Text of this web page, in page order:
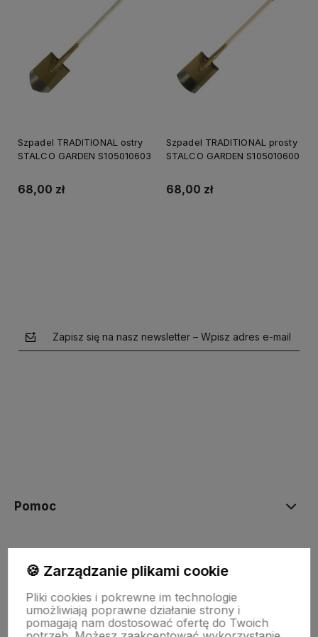
Szpadel TRADITIONAL ostry
STALCO GARDEN S105010603
68,00 zł
Szpadel TRADITIONAL prosty
STALCO GARDEN S105010600
68,00 zł
Zapisz się na nasz newsletter – Wpisz adres e-mail
Pomoc
Płatności i dostawa
🍪 Zarządzanie plikami cookie
Pliki cookies i pokrewne im technologie
umożliwiają poprawne działanie strony i
pomagają nam dostosować ofertę do Twoich